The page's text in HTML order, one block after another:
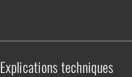
Explications techniques